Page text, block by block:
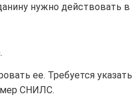
нужно действовать в
ее. Требуется указать
СНИЛС.